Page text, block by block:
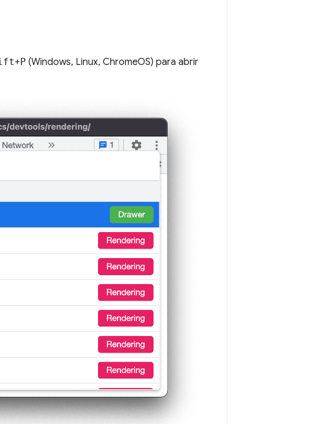
+P (Windows, Linux, ChromeOS) para abrir